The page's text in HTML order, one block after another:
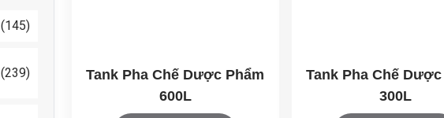
Tank Pha Chế Dược Phẩm
600L
Tank Pha Chế Dược
300L
(145)
(239)